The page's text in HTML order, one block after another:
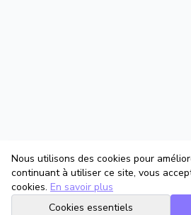
Nous utilisons des cookies pour
continuant à utiliser ce site, vous
cookies. En savoir plus
Cookies essentiels